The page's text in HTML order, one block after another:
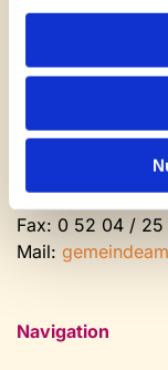
Kontakt und
Gemeinde- und
Montag:
Nachmittags
Tel:0 52 04 / 36
Fax: 0 52 04 / 25
Mail:
Navigation